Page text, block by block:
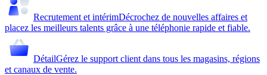
Recrutement et intérimDécrochez de nouvelles affaires et
placez les meilleurs talents grâce à une téléphonie rapide et fiable.
DétailGérez le support client dans tous les magasins, régions
et canaux de vente.